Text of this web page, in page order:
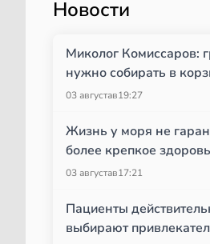
Новости
Миколог Комиссаров:
нужно собирать в
03 августав19:27
Жизнь у моря не
более крепкое
03 августав17:21
Пациенты
выбирают